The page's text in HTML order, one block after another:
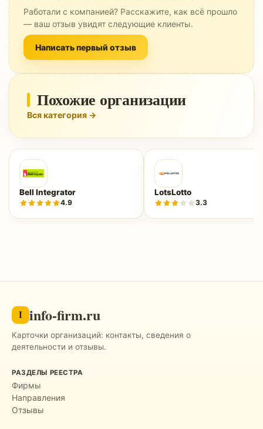
Работали с компанией? Расскажите, как всё прошло
— ваш отзыв увидят следующие клиенты.
Написать первый отзыв
Похожие организации
Вся категория →
Bell Integrator
4.9
LotsLotto
3.3
I info-firm.ru
Карточки организаций: контакты, сведения о
деятельности и отзывы.
РАЗДЕЛЫ РЕЕСТРА
Фирмы
Направления
Отзывы